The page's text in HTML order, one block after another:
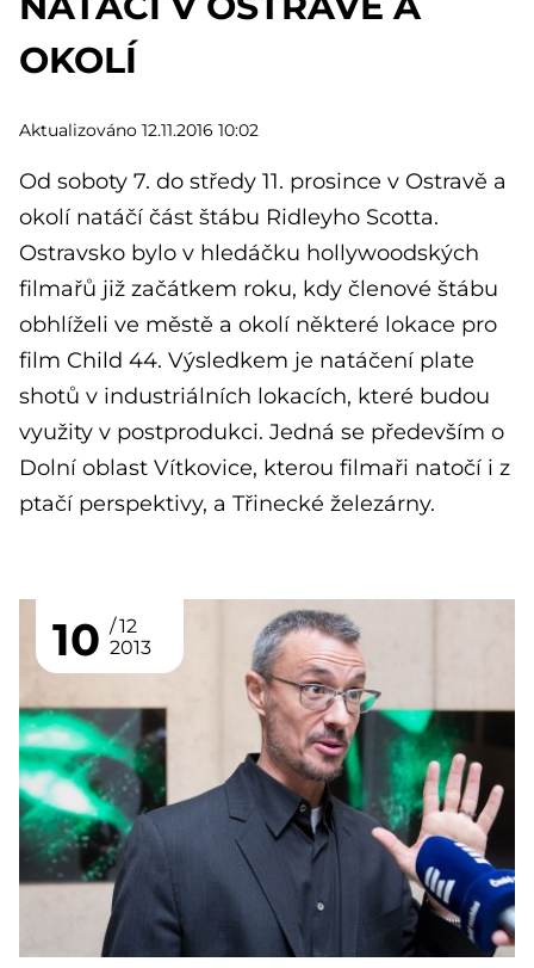
OKOLÍ
Aktualizováno 12.11.2016 10:02
Od soboty 7. do středy 11. prosince v Ostravě a
okolí natáčí část štábu Ridleyho Scotta.
Ostravsko bylo v hledáčku hollywoodských
filmařů již začátkem roku, kdy členové štábu
obhlíželi ve městě a okolí některé lokace pro
film Child 44. Výsledkem je natáčení plate
shotů v industriálních lokacích, které budou
využity v postprodukci. Jedná se především o
Dolní oblast Vítkovice, kterou filmaři natočí i z
ptačí perspektivy, a Třinecké železárny.
10
12
2013